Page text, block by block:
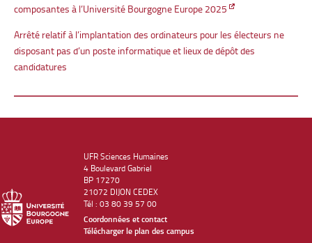
composantes à l’Université Bourgogne Europe 2025
Arrêté relatif à l’implantation des ordinateurs pour les électeurs ne
disposant pas d’un poste informatique et lieux de dépôt des
candidatures
UFR Sciences Humaines
4 Boulevard Gabriel
BP 17270
21072 DIJON CEDEX
Tél : 03 80 39 57 00
Coordonnées et contact
Télécharger le plan des campus